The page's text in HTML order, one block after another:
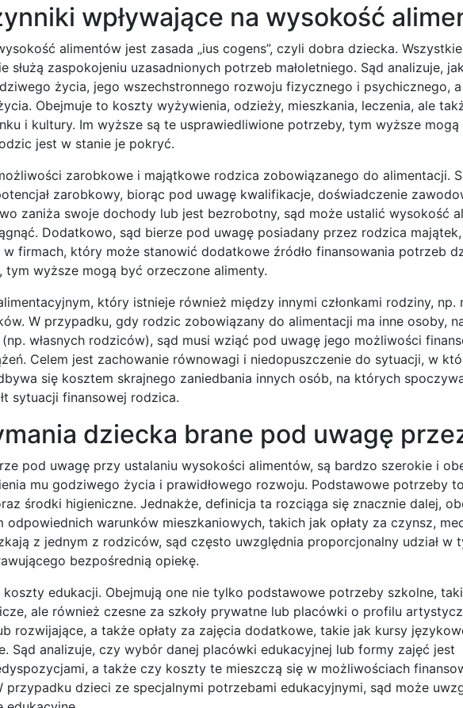
wpływające na wysokość
alimentów jest zasada „ius cogens”, czyli dobra dziecka.
służą zaspokojeniu uzasadnionych potrzeb małoletniego. Sąd analizuje,
życia, jego wszechstronnego rozwoju fizycznego i psychicznego,
Obejmuje to koszty wyżywienia, odzieży, mieszkania, leczenia, ale
i kultury. Im wyższe są te usprawiedliwione potrzeby, tym wyższe mogą
jest w stanie je pokryć.
zarobkowe i majątkowe rodzica zobowiązanego do alimentacji.
zarobkowy, biorąc pod uwagę kwalifikacje, doświadczenie
zaniża swoje dochody lub jest bezrobotny, sąd może ustalić wysokość
Dodatkowo, sąd bierze pod uwagę posiadany przez rodzica
firmach, który może stanowić dodatkowe źródło finansowania potrzeb
wyższe mogą być orzeczone alimenty.
który istnieje również między innymi członkami rodziny, np.
W przypadku, gdy rodzic zobowiązany do alimentacji ma inne osoby,
własnych rodziców), sąd musi wziąć pod uwagę jego możliwości
Celem jest zachowanie równowagi i niedopuszczenie do sytuacji, w
się kosztem skrajnego zaniedbania innych osób, na których
sytuacji finansowej rodzica.
dziecka brane pod uwagę
pod uwagę przy ustalaniu wysokości alimentów, są bardzo szerokie i
mu godziwego życia i prawidłowego rozwoju. Podstawowe potrzeby to
środki higieniczne. Jednakże, definicja ta rozciąga się znacznie dalej,
warunków mieszkaniowych, takich jak opłaty za czynsz,
z jednym z rodziców, sąd często uwzględnia proporcjonalny udział w
bezpośrednią opiekę.
edukacji. Obejmują one nie tylko podstawowe potrzeby szkolne,
ale również czesne za szkoły prywatne lub placówki o profilu
rozwijające, a także opłaty za zajęcia dodatkowe, takie jak kursy
Sąd analizuje, czy wybór danej placówki edukacyjnej lub formy zajęć jest
a także czy koszty te mieszczą się w możliwościach
dzieci ze specjalnymi potrzebami edukacyjnymi, sąd może